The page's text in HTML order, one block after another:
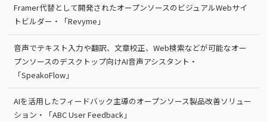
Framer代替として開発されたオープンソースのビジュアルWebサイ
トビルダー・「Revyme」
音声でテキスト入力や翻訳、文章校正、Web検索などが可能なオー
プンソースのデスクトップ向けAI音声アシスタント・
「SpeakoFlow」
AIを活用したフィードバック主導のオープンソース製品改善ソリュー
ション・「ABC User Feedback」